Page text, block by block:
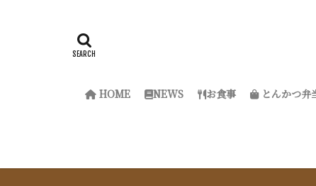
HOME NEWS お食事 とんかつ弁
『サクッと楽ちん冷